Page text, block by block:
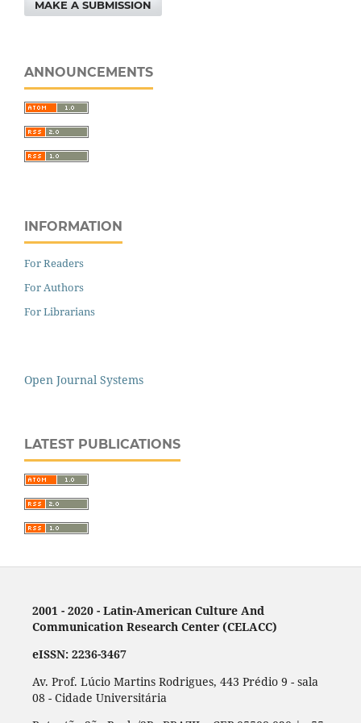
MAKE A SUBMISSION
ANNOUNCEMENTS
INFORMATION
For Readers
For Authors
For Librarians
Open Journal Systems
LATEST PUBLICATIONS
2001 - 2020 - Latin-American Culture And
Communication Research Center (CELACC)
eISSN: 2236-3467
Av. Prof. Lúcio Martins Rodrigues, 443 Prédio 9 - sala
08 - Cidade Universitária